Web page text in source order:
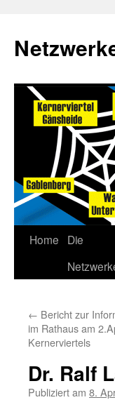
Home
Die
← Bericht zur
im Rathaus am
Kernerviertels
Dr. Ralf
Publiziert am 8.